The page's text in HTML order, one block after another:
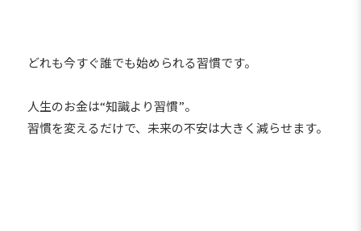
どれも今すぐ誰でも始められる習慣です。
人生のお金は“知識より習慣”。
習慣を変えるだけで、未来の不安は大きく減らせます。